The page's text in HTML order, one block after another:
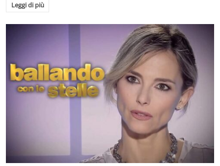
Leggi di più